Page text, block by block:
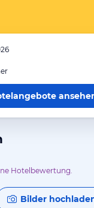
Hotelbewertung.
Bilder